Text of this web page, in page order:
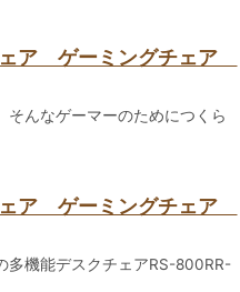
ェア ゲーミングチェア
んなゲーマーのためにつくら
ェア ゲーミングチェア
多機能デスクチェアRS-800RR-